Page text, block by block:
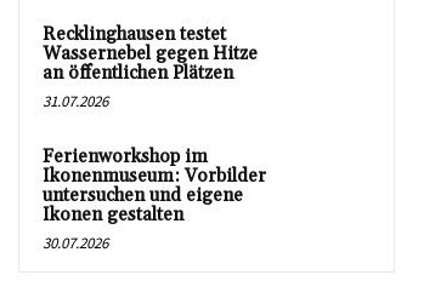
Recklinghausen testet
Wassernebel gegen Hitze
an öffentlichen Plätzen
31.07.2026
Ferienworkshop im
Ikonenmuseum: Vorbilder
untersuchen und eigene
Ikonen gestalten
30.07.2026